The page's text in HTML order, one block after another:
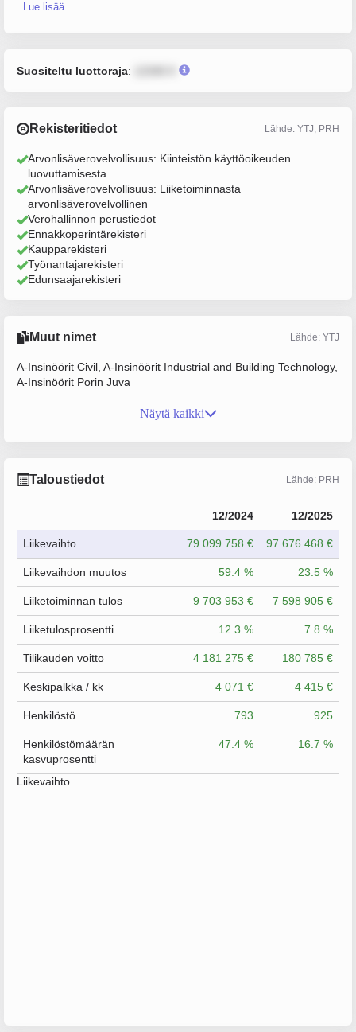
Lue lisää
Suositeltu luottoraja:
Rekisteritiedot Lähde: YTJ, PRH
Arvonlisäverovelvollisuus: Kiinteistön käyttöoikeuden
luovuttamisesta
Arvonlisäverovelvollisuus: Liiketoiminnasta
arvonlisäverovelvollinen
Verohallinnon perustiedot
Ennakkoperintärekisteri
Kaupparekisteri
Työnantajarekisteri
Edunsaajarekisteri
Muut nimet Lähde: YTJ
A-Insinöörit Civil, A-Insinöörit Industrial and Building Technology,
A-Insinöörit Porin Juva
Näytä kaikki
Taloustiedot Lähde: PRH
12/2024 12/2025
Liikevaihto 79 099 758 € 97 676 468 €
Liikevaihdon muutos 59.4 % 23.5 %
Liiketoiminnan tulos 9 703 953 € 7 598 905 €
Liiketulosprosentti 12.3 % 7.8 %
Tilikauden voitto 4 181 275 € 180 785 €
Keskipalkka / kk 4 071 € 4 415 €
Henkilöstö 793 925
Henkilöstömäärän
kasvuprosentti
47.4 % 16.7 %
Liikevaihto